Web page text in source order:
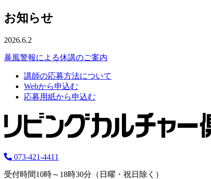
お知らせ
2026.6.2
暴風警報による休講のご案内
講師の応募方法について
Webから申込む
応募用紙から申込む
073-421-4411
受付時間10時～18時30分（日曜・祝日除く）